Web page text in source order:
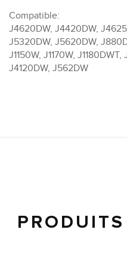
Compatible:
J4620DW, J4420DW,
J5320DW, J5620DW,
J1150W, J1170W,
J4120DW, J562DW